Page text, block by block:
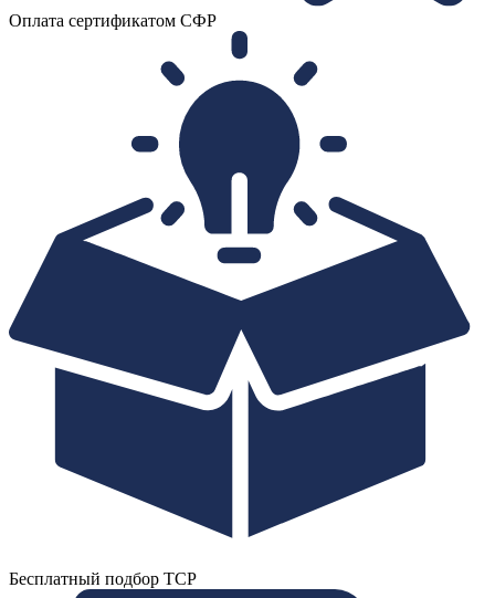
Оплата сертификатом СФР
Бесплатный подбор ТСР